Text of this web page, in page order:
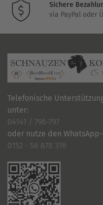
Sichere
via PayPal oder
Telefonische
unter:
04141 / 796-797
oder nutze den
0152 - 56 878 376